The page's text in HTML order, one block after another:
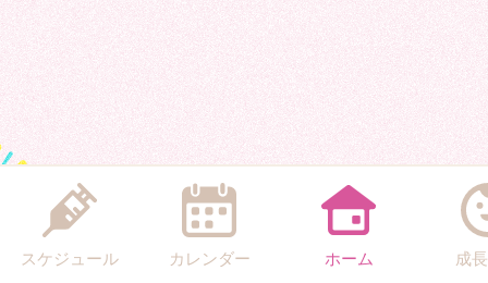
スケジュール カレンダー ホーム 成